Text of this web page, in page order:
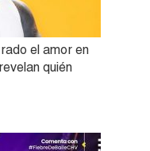
el amor en
quién